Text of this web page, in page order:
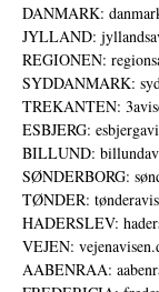
DANMARK:
JYLLAND:
REGIONEN:
SYDDANMARK:
TREKANTEN:
ESBJERG:
BILLUND:
SØNDERBORG:
TØNDER:
HADERSLEV:
VEJEN:
AABENRAA: